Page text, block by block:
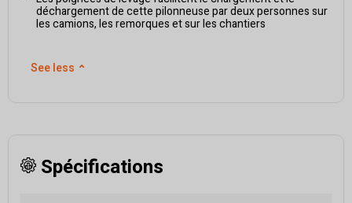
déchargement de cette pilonneuse par deux personnes sur
les camions, les remorques et sur les chantiers
See less ⌃
Spécifications